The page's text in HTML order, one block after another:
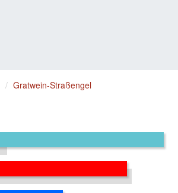
Gratwein-Straßengel